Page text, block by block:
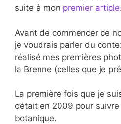
suite à mon premier article.
Avant de commencer ce
je voudrais parler du
réalisé mes premières
la Brenne (celles que je
La première fois que je
c’était en 2009 pour
botanique.